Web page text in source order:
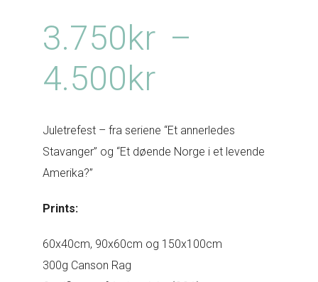
3.750kr –
4.500kr
3.750kr
til
Juletrefest – fra seriene “Et annerledes
Stavanger” og “Et døende Norge i et levende
Amerika?”
Prints:
60x40cm, 90x60cm og 150x100cm
300g Canson Rag